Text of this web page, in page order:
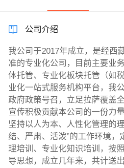
公司介绍
我公司于2017年成立，是经西
准的专业化公司，目前主要业
体托管、专业化板块托管（如
业化一站式服务机构平台，我
政府政策号召，立足拉萨覆盖
宣传积极贡献本公司的一份力
坚持以人为本、人性化管理的
结、严肃、活泼”的工作环境，
理培训、专业化知识培训，按
导思想，成立几年来，共计送